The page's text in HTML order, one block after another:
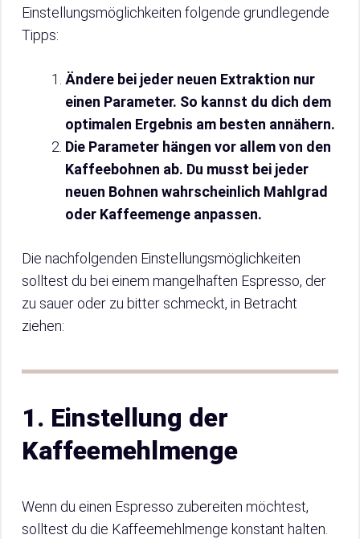
Einstellungsmöglichkeiten folgende grundlegende
Tipps:
Ändere bei jeder neuen Extraktion nur
einen Parameter. So kannst du dich dem
optimalen Ergebnis am besten annähern.
Die Parameter hängen vor allem von den
Kaffeebohnen ab. Du musst bei jeder
neuen Bohnen wahrscheinlich Mahlgrad
oder Kaffeemenge anpassen.
Die nachfolgenden Einstellungsmöglichkeiten
solltest du bei einem mangelhaften Espresso, der
zu sauer oder zu bitter schmeckt, in Betracht
ziehen:
1. Einstellung der
Kaffeemehlmenge
Wenn du einen Espresso zubereiten möchtest,
solltest du die Kaffeemehlmenge konstant halten.